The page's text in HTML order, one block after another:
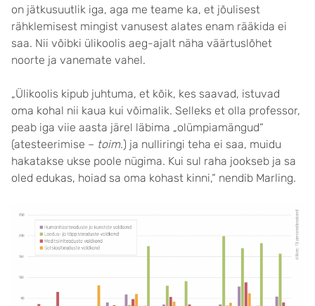
on jätkusuutlik iga, aga me teame ka, et jõulisest
rähklemisest mingist vanusest alates enam rääkida ei
saa. Nii võibki ülikoolis aeg-ajalt näha väärtuslõhet
noorte ja vanemate vahel.
„Ülikoolis kipub juhtuma, et kõik, kes saavad, istuvad
oma kohal nii kaua kui võimalik. Selleks et olla professor,
peab iga viie aasta järel läbima „olümpiamängud“
(atesteerimise – toim.) ja nulliringi teha ei saa, muidu
hakatakse ukse poole nügima. Kui sul raha jookseb ja sa
oled edukas, hoiad sa oma kohast kinni,“ nendib Marling.